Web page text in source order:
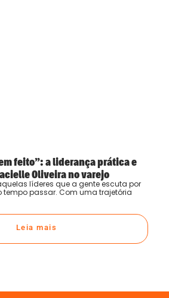
feito”: a liderança prática e
Oliveira no varejo
líderes que a gente escuta por
tempo passar. Com uma trajetória
Leia mais